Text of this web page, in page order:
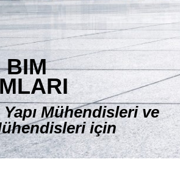
BIM
Mühendisleri ve
için